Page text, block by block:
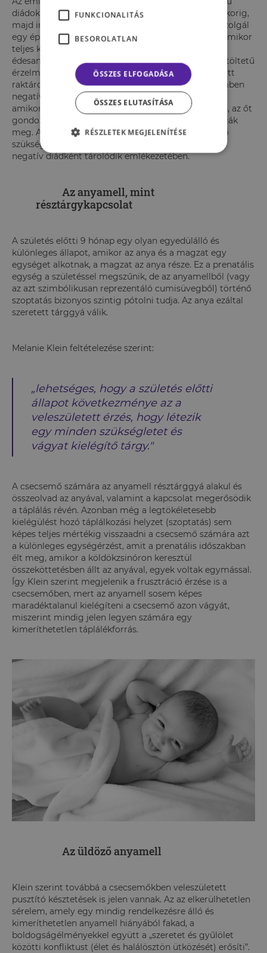
diádok külön raktározódnak körülbelül 36 hónapos korig,
majd integrálódnak. Pozitív diádra kitűnő például szolgál
egy éppen megszoptatott csecsemő tapasztalata, amikor
teljes kielégülésben, biztonságban érezve magát,
édesanyja karjaiban szúnyókál tele hassal. A pozitív töltetű
érzelmekkel átitatott emlék a tudatosság szintje alatt
raktározódik a csecsemő memóriájában. Ezzel szemben
negatív diád lehet a csecsemőnek az a tapasztalata,
amikor hiába sír ordítva, éhesen és kétségbeesetten, az őt
gondozó felnőtt nem siet segítségére, nem szoptatják
meg. A magára maradt és kiszolgáltatott csecsemő
szükséglete kielégítetlen marad, és ez a tapasztalat
negatív diádként tárolódik emlékezetében.
Az anyamell, mint
résztárgykapcsolat
A születés előtti 9 hónap egy olyan egyedülálló és
különleges állapot, amikor az anya és a magzat egy
egységet alkotnak, a magzat az anya része. Ez a prenatális
egység a születéssel megszűnik, de az anyamellből (vagy
az azt szimbólikusan reprezentáló cumisüvegből) történő
szoptatás bizonyos szintig pótolni tudja. Az anya ezáltal
szeretett tárggyá válik.
Melanie Klein feltételezése szerint:
„lehetséges, hogy a születés előtti
állapot következménye az a
veleszületett érzés, hogy létezik
egy minden szükségletet és
vágyat kielégítő tárgy."
A csecsemő számára az anyamell résztárggyá alakul és
összeolvad az anyával, valamint a kapcsolat megerősödik
a táplálás révén. Azonban még a legtökéletesebb
kielégülést hozó táplálkozási helyzet (szoptatás) sem
képes teljes mértékig visszaadni a csecsemő számára azt
a különleges egységérzést, amit a prenatális időszakban
élt meg, amikor a köldökzsinóron keresztül
összeköttetésben állt az anyával, egyek voltak egymással.
Így Klein szerint megjelenik a frusztráció érzése is a
csecsemőben, mert az anyamell sosem képes
maradéktalanul kielégíteni a csecsemő azon vágyát,
miszerint mindig jelen legyen számára egy
kimeríthetetlen táplálékforrás.
Az üldöző anyamell
Klein szerint továbbá a csecsemőkben veleszületett
pusztító késztetések is jelen vannak. Az az elkerülhetetlen
sérelem, amely egy mindig rendelkezésre álló és
kimeríthetetlen anyamell hiányából fakad, a
boldogságélményekkel együtt a „szeretet és gyűlölet
közötti konfliktust (élet és halálösztön ütközését) erősíti”.
FUNKCIONALITÁS
BESOROLATLAN
ÖSSZES ELFOGADÁSA
ÖSSZES ELUTASÍTÁSA
RÉSZLETEK MEGJELENÍTÉSE